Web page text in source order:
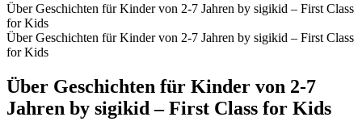
Über Geschichten für Kinder von 2-7 Jahren by sigikid – First Class
for Kids
Über Geschichten für Kinder von 2-7 Jahren by sigikid – First Class
for Kids
Über Geschichten für Kinder von 2-7
Jahren by sigikid – First Class for Kids